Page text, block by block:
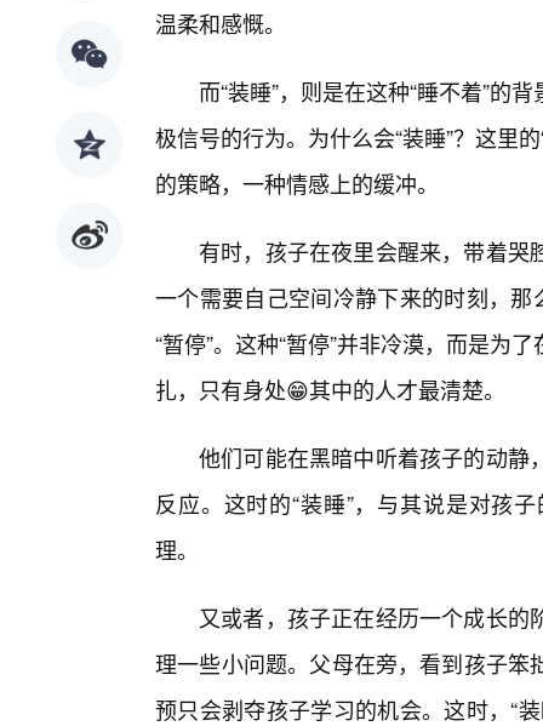
温柔和感慨。
而“装睡”，则是在这种“睡不着”的
极信号的行为。为什么会“装睡”？这里
的策略，一种情感上的缓冲。
有时，孩子在夜里会醒来，带着
一个需要自己空间冷静下来的时刻，
“暂停”。这种“暂停”并非冷漠，而是为
扎，只有身处😁其中的人才最清楚。
他们可能在黑暗中听着孩子的动静
反应。这时的“装睡”，与其说是对孩
理。
又或者，孩子正在经历一个成长
理一些小问题。父母在旁，看到孩子
预只会剥夺孩子学习的机会。这时，“